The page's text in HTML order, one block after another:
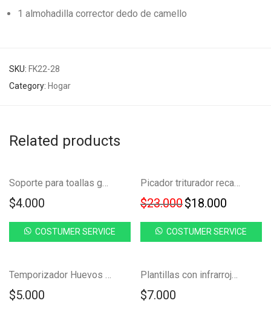
1 almohadilla corrector dedo de camello
SKU: FK22-28
Category: Hogar
Related products
$4.000
COSTUMER SERVICE
22%
$23.000Original price
$18.000
COSTUMER SERVICE
$5.000
NUEVO!
$7.000